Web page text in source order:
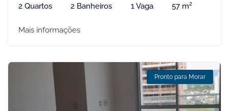
2 Quartos 2 Banheiros 1 Vaga 57 m²
Mais informações
Pronto para Morar